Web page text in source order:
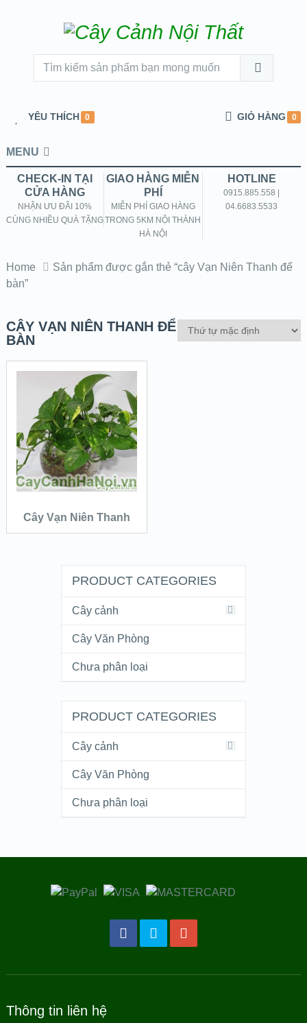
YÊU THÍCH 0 GIỎ HÀNG 0
MENU
CHECK-IN TẠI
CỬA HÀNG
NHẬN ƯU ĐÃI 10%
CÙNG NHIỀU QUÀ TẶNG
GIAO HÀNG MIỄN
PHÍ
MIỄN PHÍ GIAO HÀNG
TRONG 5KM NỘI THÀNH
HÀ NỘI
HOTLINE
0915.885.558 |
04.6683.5533
Home
Sản phẩm được gắn thẻ “cây Vạn Niên Thanh để
bàn”
CÂY VẠN NIÊN THANH ĐỂ
BÀN
QUICK LOOK
VIEW DETAILS
ĐỌC TIẾP
Cây Vạn Niên Thanh
PRODUCT CATEGORIES
Cây cảnh
Cây Văn Phòng
Chưa phân loại
PRODUCT CATEGORIES
Cây cảnh
Cây Văn Phòng
Chưa phân loại
Thông tin liên hệ